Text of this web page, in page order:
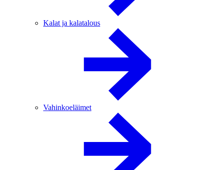
Kalat ja kalatalous
Vahinkoeläimet